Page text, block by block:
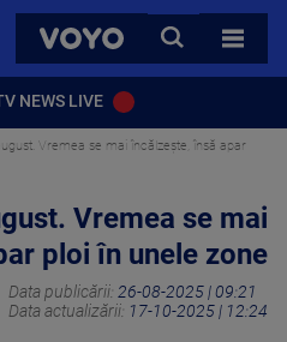
VOYO
CAUTA
TOATE
NEWS LIVE
Vremea se mai încălzește, însă apar
Vremea se mai
ploi în unele zone
Data publicării: 26-08-2025 | 09:21
Data actualizării: 17-10-2025 | 12:24